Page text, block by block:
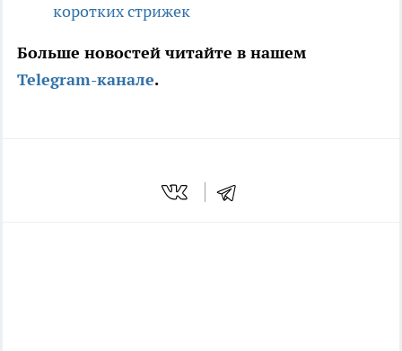
коротких стрижек
Больше новостей читайте в нашем
Telegram-канале.